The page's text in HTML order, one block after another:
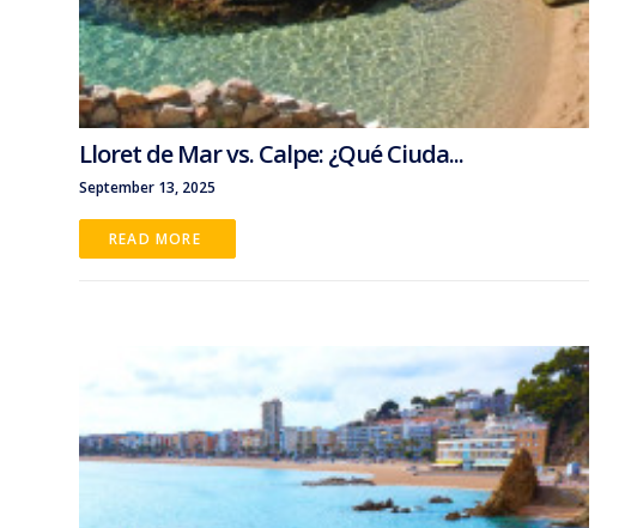
Lloret de Mar vs. Calpe: ¿Qué Ciuda...
September 13, 2025
READ MORE